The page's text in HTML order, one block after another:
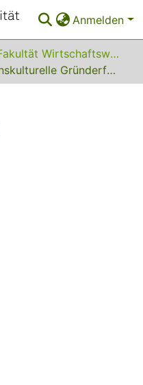
Anmelden
11 Fakultät Wirtschaftswissenschaften
Transkulturelle Gründerförderung